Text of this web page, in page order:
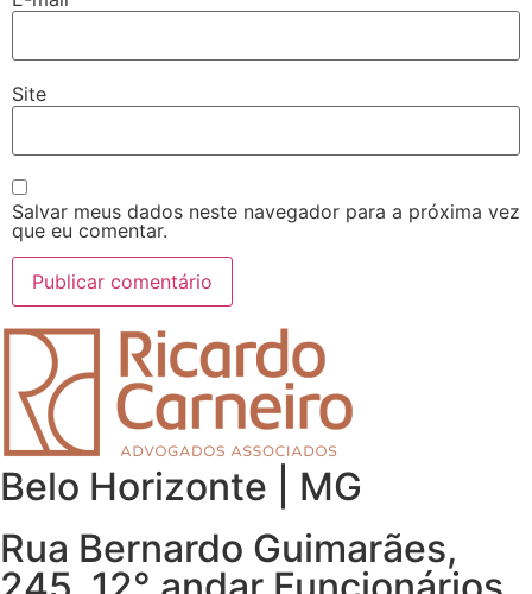
Site
Salvar meus dados neste navegador para a próxima vez
que eu comentar.
Belo Horizonte | MG
Rua Bernardo Guimarães,